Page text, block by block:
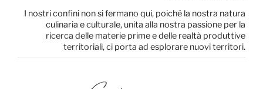
I nostri confini non si fermano qui, poiché la nostra natura
culinaria e culturale, unita alla nostra passione per la
ricerca delle materie prime e delle realtà produttive
territoriali, ci porta ad esplorare nuovi territori.